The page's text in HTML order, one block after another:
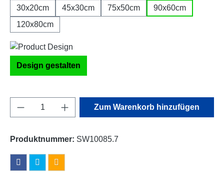
30x20cm 45x30cm 75x50cm
90x60cm
120x80cm
Design gestalten
Produkt Anzahl: Gib den gewünschten
Zum Warenkorb hinzufügen
Produktnummer: SW10085.7